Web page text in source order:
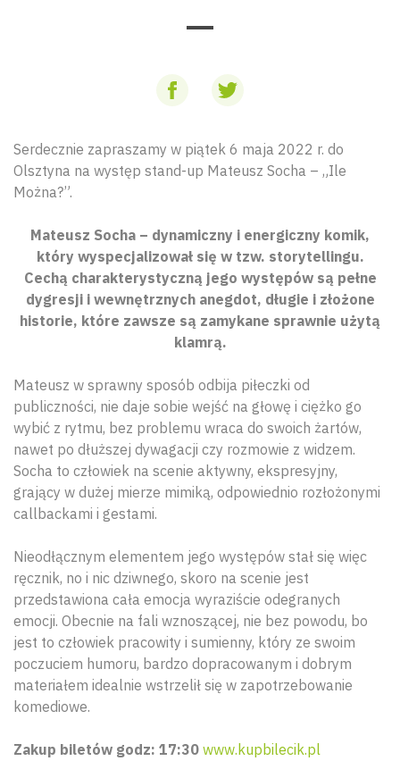
Serdecznie zapraszamy w piątek 6 maja 2022 r. do
Olsztyna na występ stand-up Mateusz Socha – „Ile
Można?”.
Mateusz Socha – dynamiczny i energiczny komik,
który wyspecjalizował się w tzw. storytellingu.
Cechą charakterystyczną jego występów są pełne
dygresji i wewnętrznych anegdot, długie i złożone
historie, które zawsze są zamykane sprawnie użytą
klamrą.
Mateusz w sprawny sposób odbija piłeczki od
publiczności, nie daje sobie wejść na głowę i ciężko go
wybić z rytmu, bez problemu wraca do swoich żartów,
nawet po dłuższej dywagacji czy rozmowie z widzem.
Socha to człowiek na scenie aktywny, ekspresyjny,
grający w dużej mierze mimiką, odpowiednio rozłożonymi
callbackami i gestami.
Nieodłącznym elementem jego występów stał się więc
ręcznik, no i nic dziwnego, skoro na scenie jest
przedstawiona cała emocja wyraziście odegranych
emocji. Obecnie na fali wznoszącej, nie bez powodu, bo
jest to człowiek pracowity i sumienny, który ze swoim
poczuciem humoru, bardzo dopracowanym i dobrym
materiałem idealnie wstrzelił się w zapotrzebowanie
komediowe.
Zakup biletów godz: 17:30 www.kupbilecik.pl